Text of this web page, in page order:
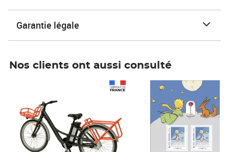
Garantie légale
Nos clients ont aussi consulté
Prix 7,50€